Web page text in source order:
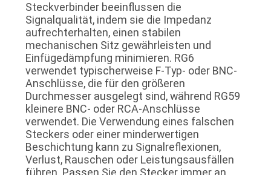
Steckverbinder beeinflussen die
Signalqualität, indem sie die Impedanz
aufrechterhalten, einen stabilen
mechanischen Sitz gewährleisten und
Einfügedämpfung minimieren. RG6
verwendet typischerweise F-Typ- oder BNC-
Anschlüsse, die für den größeren
Durchmesser ausgelegt sind, während RG59
kleinere BNC- oder RCA-Anschlüsse
verwendet. Die Verwendung eines falschen
Steckers oder einer minderwertigen
Beschichtung kann zu Signalreflexionen,
Verlust, Rauschen oder Leistungsausfällen
führen. Passen Sie den Stecker immer an